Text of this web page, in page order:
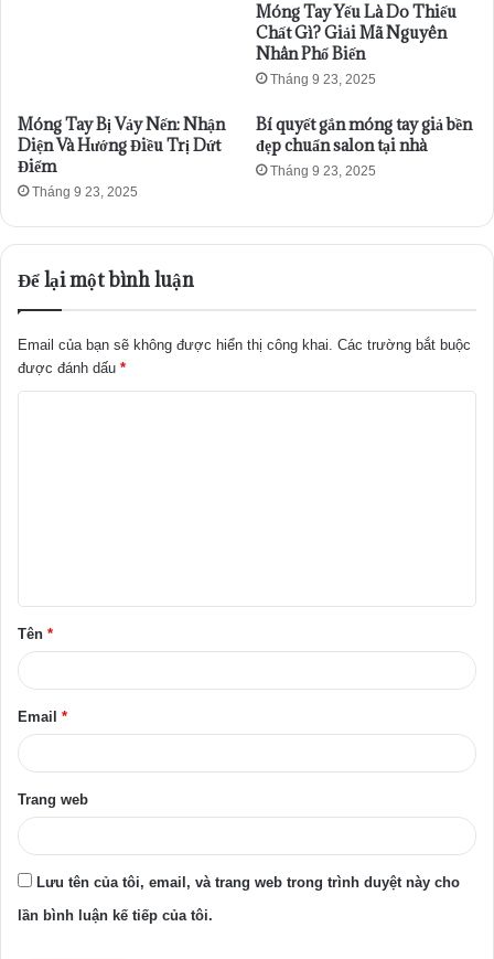
Móng Tay Yếu Là Do Thiếu
Chất Gì? Giải Mã Nguyên
Nhân Phổ Biến
Tháng 9 23, 2025
Móng Tay Bị Vảy Nến: Nhận
Diện Và Hướng Điều Trị Dứt
Điểm
Tháng 9 23, 2025
Bí quyết gắn móng tay giả bền
đẹp chuẩn salon tại nhà
Tháng 9 23, 2025
Để lại một bình luận
Email của bạn sẽ không được hiển thị công khai. Các trường bắt buộc
được đánh dấu *
ậ
n
Tên *
Email *
Trang web
Lưu tên của tôi, email, và trang web trong trình duyệt này cho
lần bình luận kế tiếp của tôi.